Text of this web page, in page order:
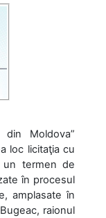
Moldova”
loc licitaţia cu
un termen de
în procesul
amplasate în
raionul